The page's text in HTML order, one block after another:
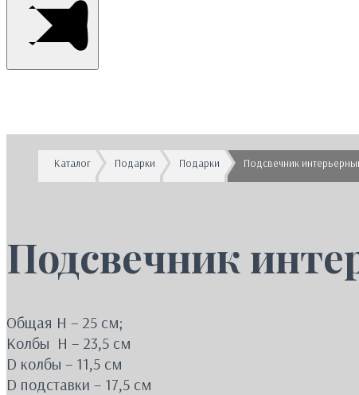
Каталог Подарки Подарки Подсвечник
Подсвечник
Общая H – 25 см;
Колбы Н – 23,5 см
D колбы – 11,5 см
D подставки – 17,5 см